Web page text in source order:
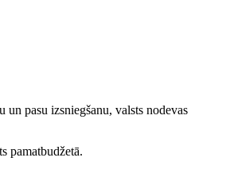
pasu izsniegšanu, valsts nodevas
pamatbudžetā.